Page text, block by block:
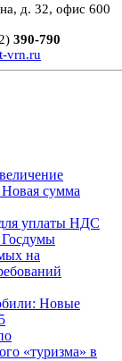
д. 32, офис 600
390-790
vrn.ru
Новая сумма
уплаты НДС
на
Новые
«туризма» в